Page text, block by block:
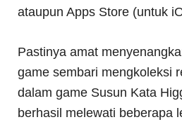
ataupun Apps Store (untuk
Pastinya amat
game sembari mengkoleksi
dalam game Susun Kata
berhasil melewati beberapa